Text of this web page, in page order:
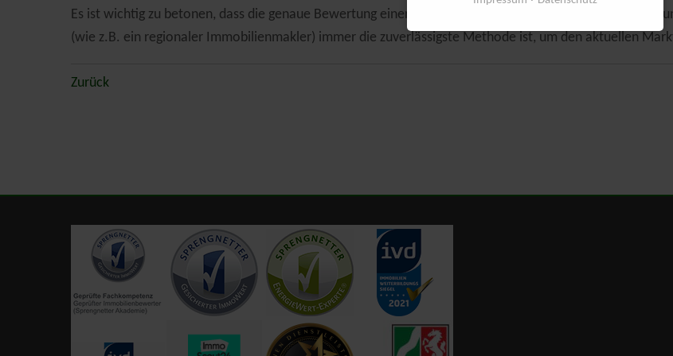
Es ist wichtig zu betonen, dass die genaue Bewertung einer Immobilie eine komplexe Angelegenheit ist
(wie z.B. ein regionaler Immobilienmakler) immer die zuverlässigste Methode ist, um den aktuellen
Zurück